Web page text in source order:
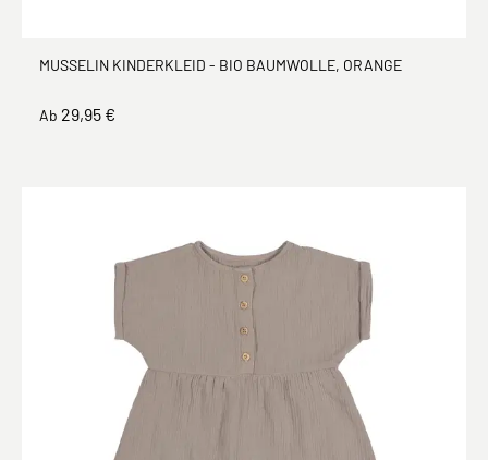
MUSSELIN KINDERKLEID - BIO BAUMWOLLE, ORANGE
Ab 29,95 €